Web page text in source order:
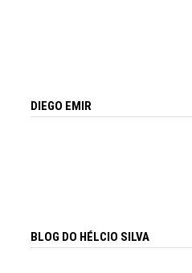
DIEGO EMIR
BLOG DO HÉLCIO SILVA